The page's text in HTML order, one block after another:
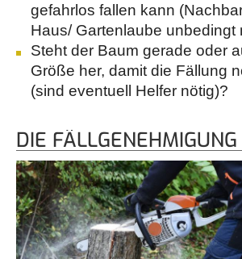
gefahrlos fallen kann
Haus/ Gartenlaube unbedingt
Steht der Baum gerade oder
Größe her, damit die Fällung
(sind eventuell Helfer nötig)?
DIE FÄLLGENEHMIGUNG